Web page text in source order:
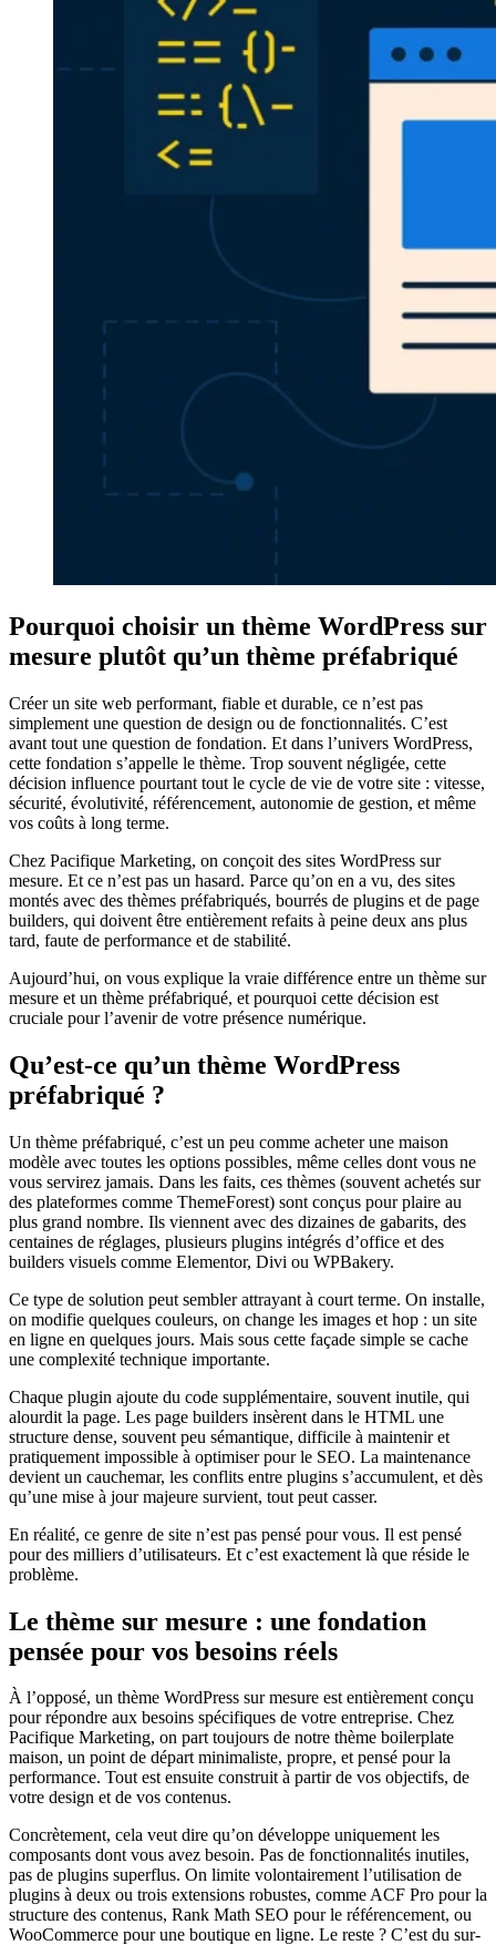
Pourquoi choisir un thème WordPress sur
mesure plutôt qu’un thème préfabriqué
Créer un site web performant, fiable et durable, ce n’est pas
simplement une question de design ou de fonctionnalités. C’est
avant tout une question de fondation. Et dans l’univers WordPress,
cette fondation s’appelle le thème. Trop souvent négligée, cette
décision influence pourtant tout le cycle de vie de votre site : vitesse,
sécurité, évolutivité, référencement, autonomie de gestion, et même
vos coûts à long terme.
Chez Pacifique Marketing, on conçoit des sites WordPress sur
mesure. Et ce n’est pas un hasard. Parce qu’on en a vu, des sites
montés avec des thèmes préfabriqués, bourrés de plugins et de page
builders, qui doivent être entièrement refaits à peine deux ans plus
tard, faute de performance et de stabilité.
Aujourd’hui, on vous explique la vraie différence entre un thème sur
mesure et un thème préfabriqué, et pourquoi cette décision est
cruciale pour l’avenir de votre présence numérique.
Qu’est-ce qu’un thème WordPress
préfabriqué ?
Un thème préfabriqué, c’est un peu comme acheter une maison
modèle avec toutes les options possibles, même celles dont vous ne
vous servirez jamais. Dans les faits, ces thèmes (souvent achetés sur
des plateformes comme ThemeForest) sont conçus pour plaire au
plus grand nombre. Ils viennent avec des dizaines de gabarits, des
centaines de réglages, plusieurs plugins intégrés d’office et des
builders visuels comme Elementor, Divi ou WPBakery.
Ce type de solution peut sembler attrayant à court terme. On installe,
on modifie quelques couleurs, on change les images et hop : un site
en ligne en quelques jours. Mais sous cette façade simple se cache
une complexité technique importante.
Chaque plugin ajoute du code supplémentaire, souvent inutile, qui
alourdit la page. Les page builders insèrent dans le HTML une
structure dense, souvent peu sémantique, difficile à maintenir et
pratiquement impossible à optimiser pour le SEO. La maintenance
devient un cauchemar, les conflits entre plugins s’accumulent, et dès
qu’une mise à jour majeure survient, tout peut casser.
En réalité, ce genre de site n’est pas pensé pour vous. Il est pensé
pour des milliers d’utilisateurs. Et c’est exactement là que réside le
problème.
Le thème sur mesure : une fondation
pensée pour vos besoins réels
À l’opposé, un thème WordPress sur mesure est entièrement conçu
pour répondre aux besoins spécifiques de votre entreprise. Chez
Pacifique Marketing, on part toujours de notre thème boilerplate
maison, un point de départ minimaliste, propre, et pensé pour la
performance. Tout est ensuite construit à partir de vos objectifs, de
votre design et de vos contenus.
Concrètement, cela veut dire qu’on développe uniquement les
composants dont vous avez besoin. Pas de fonctionnalités inutiles,
pas de plugins superflus. On limite volontairement l’utilisation de
plugins à deux ou trois extensions robustes, comme ACF Pro pour la
structure des contenus, Rank Math SEO pour le référencement, ou
WooCommerce pour une boutique en ligne. Le reste ? C’est du sur-